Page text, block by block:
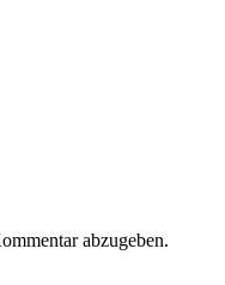
abzugeben.